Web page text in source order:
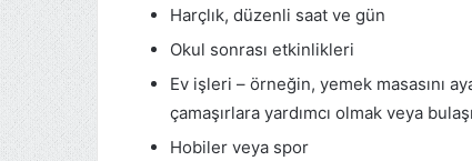
Harçlık, düzenli saat ve gün
Okul sonrası etkinlikleri
Ev işleri – örneğin, yemek masasını
çamaşırlara yardımcı olmak veya
Hobiler veya spor